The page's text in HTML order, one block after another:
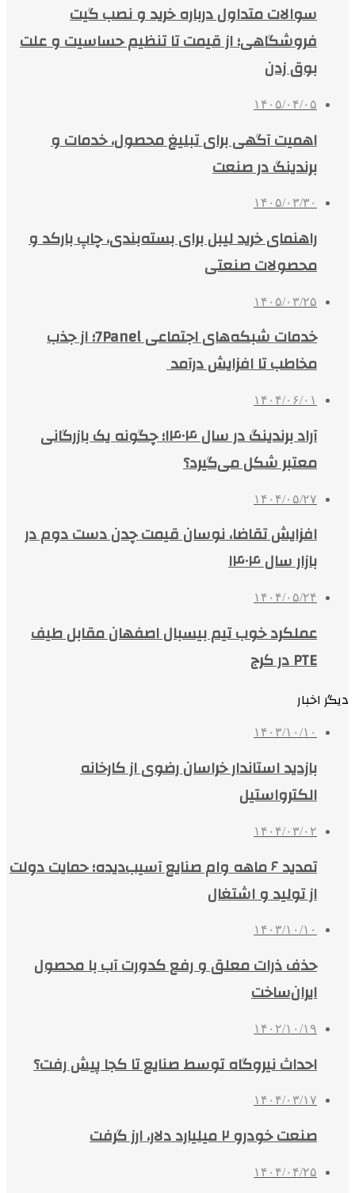
سوالات متداول درباره خرید و نصب گیت
فروشگاهی؛ از قیمت تا تنظیم حساسیت و علت
بوق زدن
۱۴۰۵/۰۴/۰۵
اهمیت آگهی برای تبلیغ محصول، خدمات و
برندینگ در صنعت
۱۴۰۵/۰۳/۳۰
راهنمای خرید لیبل برای بسته‌بندی، چاپ بارکد و
محصولات صنعتی
۱۴۰۵/۰۳/۲۵
خدمات شبکه‌های اجتماعی 7Panel؛ از جذب
مخاطب تا افزایش درآمد
۱۴۰۴/۰۶/۰۱
آراد برندینگ در سال ۱۴۰۴؛ چگونه یک بازرگانی
معتبر شکل می‌گیرد؟
۱۴۰۴/۰۵/۲۷
افزایش تقاضا، نوسان قیمت چدن دست دوم در
بازار سال ۱۴۰۴
۱۴۰۴/۰۵/۲۴
عملکرد خوب تیم بیسبال اصفهان مقابل طیف
PTE در کرج
دیگر اخبار
۱۴۰۳/۱۰/۱۰
بازدید استاندار خراسان رضوی از کارخانه
الکترواستیل
۱۴۰۴/۰۳/۰۲
تمدید ۶ ماهه وام صنایع آسیب‌دیده؛ حمایت دولت
از تولید و اشتغال
۱۴۰۳/۱۰/۱۰
حذف ذرات معلق و رفع کدورت آب با محصول
ایران‌ساخت
۱۴۰۲/۱۰/۱۹
احداث نیروگاه توسط صنایع تا کجا پیش رفت؟
۱۴۰۴/۰۳/۱۷
صنعت خودرو ۲ میلیارد دلار، ارز گرفت
۱۴۰۴/۰۴/۲۵